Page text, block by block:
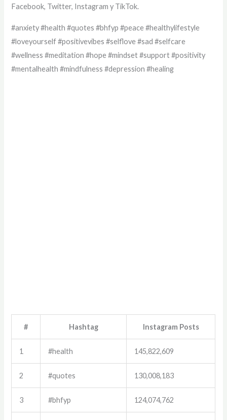
Facebook, Twitter, Instagram y TikTok.
#anxiety #health #quotes #bhfyp #peace #healthylifestyle
#loveyourself #positivevibes #selflove #sad #selfcare
#wellness #meditation #hope #mindset #support #positivity
#mentalhealth #mindfulness #depression #healing
# Hashtag Instagram Posts
1 #health 145,822,609
2 #quotes 130,008,183
3 #bhfyp 124,074,762